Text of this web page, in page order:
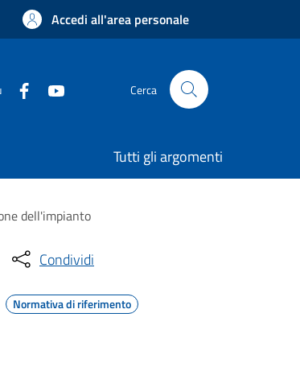
Accedi all'area personale
Cerca
Tutti gli argomenti
dell'impianto
Condividi
Normativa di riferimento